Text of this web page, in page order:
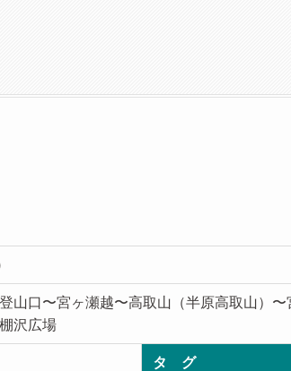
山口〜宮ヶ瀬越〜高取山（半原高取山）
沢広場
タ グ